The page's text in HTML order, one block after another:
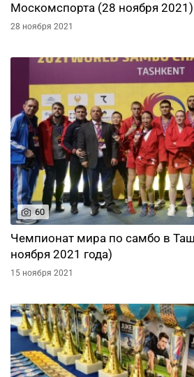
Москомспорта (28 ноября 2021)
28 ноября 2021
60
Чемпионат мира по самбо в
ноября 2021 года)
15 ноября 2021